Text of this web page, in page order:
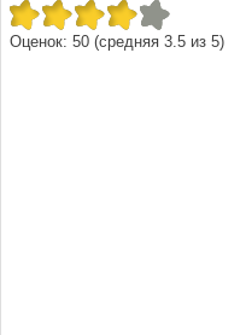
Оценок: 50 (средняя 3.5 из 5)